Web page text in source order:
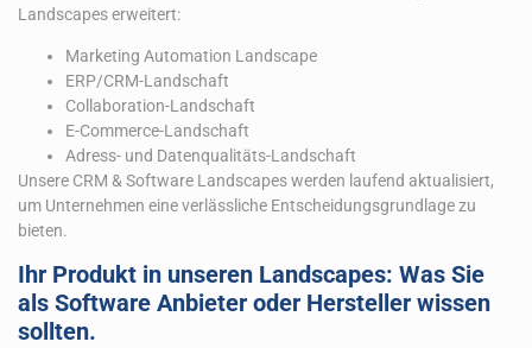
Landscapes erweitert:
Marketing Automation Landscape
ERP/CRM-Landschaft
Collaboration-Landschaft
E-Commerce-Landschaft
Adress- und Datenqualitäts-Landschaft
Unsere CRM & Software Landscapes werden laufend aktualisiert,
um Unternehmen eine verlässliche Entscheidungsgrundlage zu
bieten.
Ihr Produkt in unseren Landscapes: Was Sie
als Software Anbieter oder Hersteller wissen
sollten.